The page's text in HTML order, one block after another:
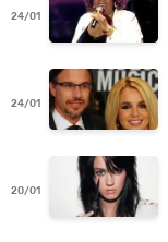
24/01
24/01
20/01